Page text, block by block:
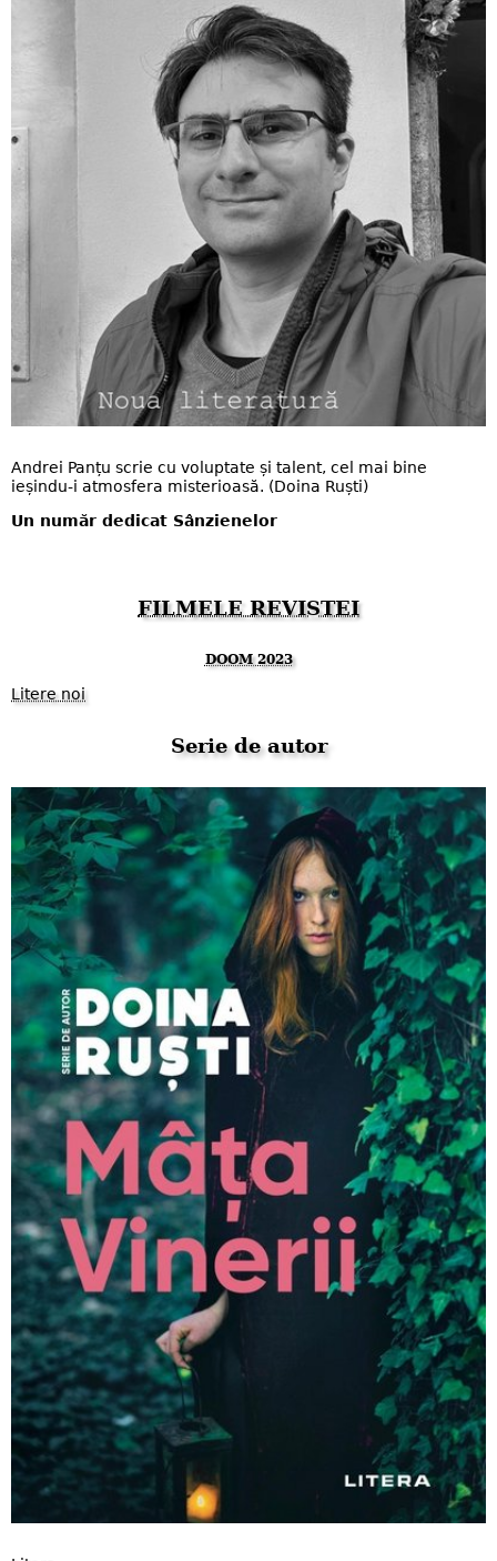
Andrei Panțu scrie cu voluptate și talent, cel mai bine
ieșindu-i atmosfera misterioasă. (Doina Ruști​)
Un număr dedicat Sânzienelor
FILMELE REVISTEI
DOOM 2023
Litere noi
Serie de autor